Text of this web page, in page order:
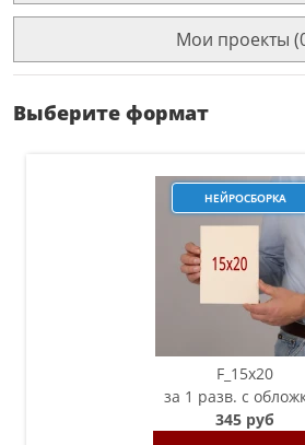
Мои проекты
Выберите формат
НЕЙРОСБОРКА
F_15х20
за 1 разв. с
345 руб